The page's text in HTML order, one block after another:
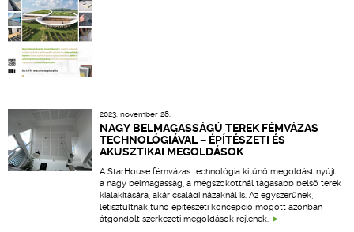
2023. november 28.
NAGY BELMAGASSÁGÚ TEREK FÉMVÁZAS
TECHNOLÓGIÁVAL – ÉPÍTÉSZETI ÉS
AKUSZTIKAI MEGOLDÁSOK
A StarHouse fémvázas technológia kitűnő megoldást nyújt
a nagy belmagasság, a megszokottnál tágasabb belső terek
kialakítására, akár családi házaknál is. Az egyszerűnek,
letisztultnak tűnő építészeti koncepció mögött azonban
átgondolt szerkezeti megoldások rejlenek.